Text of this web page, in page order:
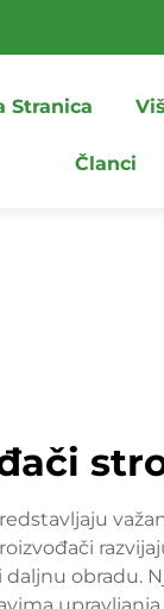
Stranica
Članci